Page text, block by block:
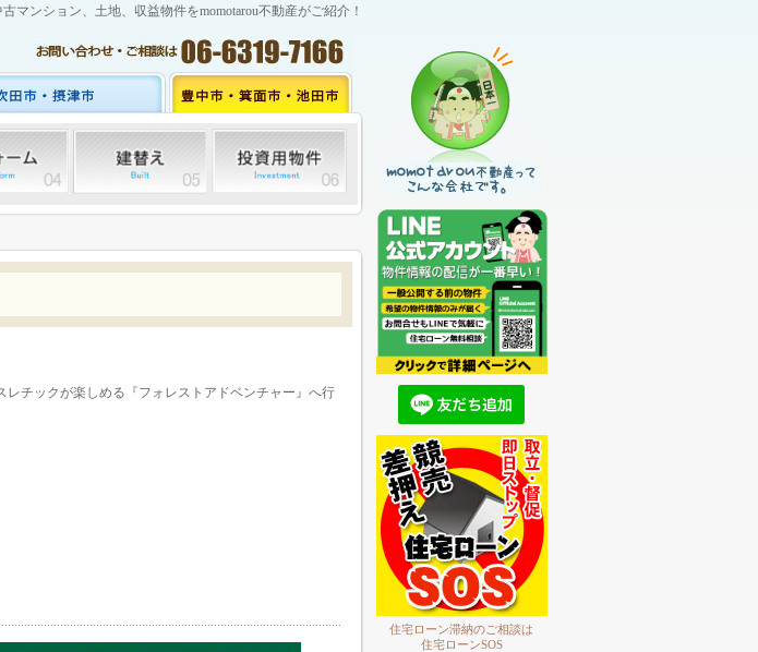
マンション、土地、収益物件をmomotarou不動産がご紹介！
チックが楽しめる『フォレストアドベンチャー』へ行
住宅ローン滞納のご相談は
住宅ローンSOS